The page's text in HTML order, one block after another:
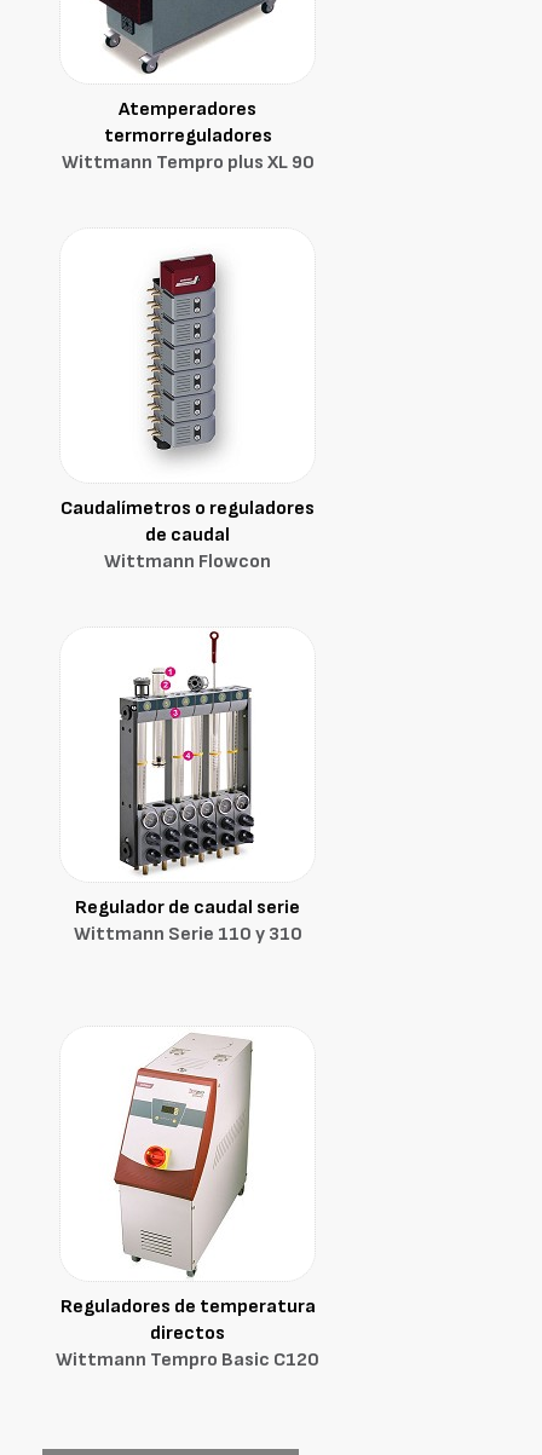
Atemperadores
termorreguladores
Wittmann Tempro plus XL 90
Caudalímetros o reguladores
de caudal
Wittmann Flowcon
Regulador de caudal serie
Wittmann Serie 110 y 310
Reguladores de temperatura
directos
Wittmann Tempro Basic C120